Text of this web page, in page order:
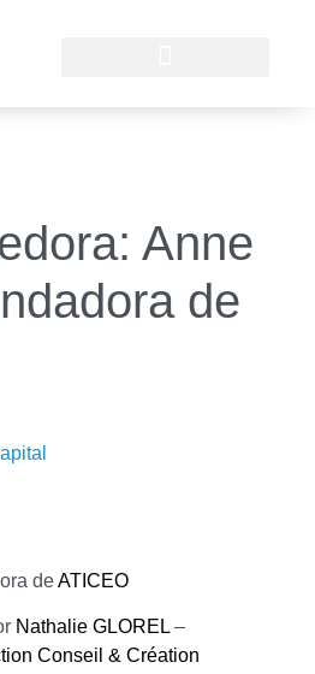
Anne
de
deATICEO
Nathalie GLOREL –
Conseil & Création